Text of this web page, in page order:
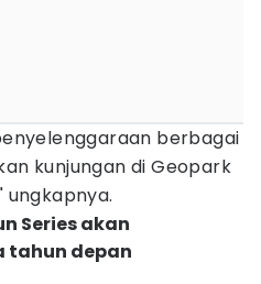
berbagai
kunjungan di Geopark
Series akan
tahun depan